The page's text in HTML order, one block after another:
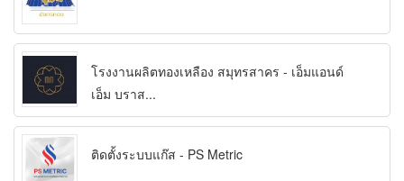
โรงงานผลิตทองเหลือง สมุทรสาคร - เอ็มแอนด์
เอ็ม บราส...
ติดตั้งระบบแก๊ส - PS Metric